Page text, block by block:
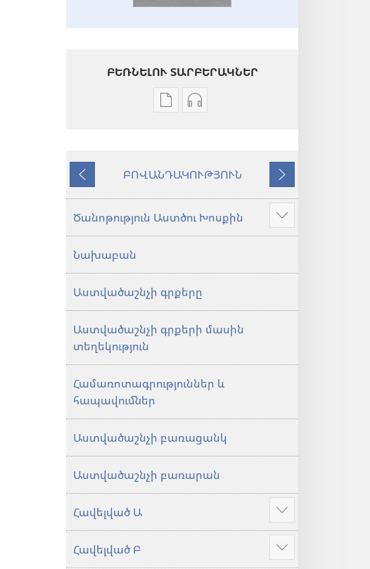
ԲԵՌՆԵԼՈՒ ՏԱՐԲԵՐԱԿՆԵՐ
Թվային
Աստվածաշունչ.
աշխարհ»
թարգմանություն
Աուդիոձայնագրությունները
Աստվածաշունչ.
«Նոր
թարգմանություն
(2024)
Նախորդ
ԲՈՎԱՆԴԱԿՈՒԹՅՈՒՆ
Հաջորդ
Ծանոթություն Աստծու Խոսքին
Ցույց
տալ
Նախաբան
Աստվածաշնչի գրքերը
Աստվածաշնչի գրքերի մասին
տեղեկություն
Համառոտագրություններ և
հապավումներ
Աստվածաշնչի բառացանկ
Աստվածաշնչի բառարան
Հավելված Ա
Ցույց
տալ
ավելին
Հավելված Բ
Ցույց